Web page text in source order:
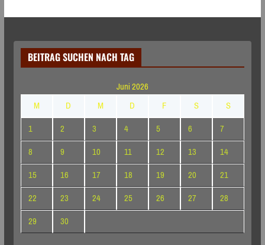
BEITRAG SUCHEN NACH TAG
Juni 2026
M
D M D F S
S
1
2 3 4 5 6
7
8
9 10 11 12 13
14
15
16 17 18 19 20
21
22
23 24 25 26 27
28
29
30